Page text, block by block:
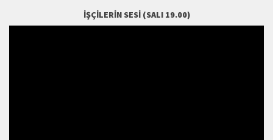
İŞÇILERIN SESI (SALI 19.00)